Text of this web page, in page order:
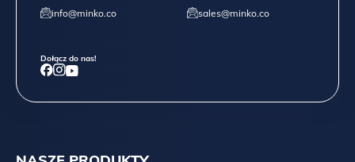
info@minko.co
sales@minko.co
Dołącz do nas!